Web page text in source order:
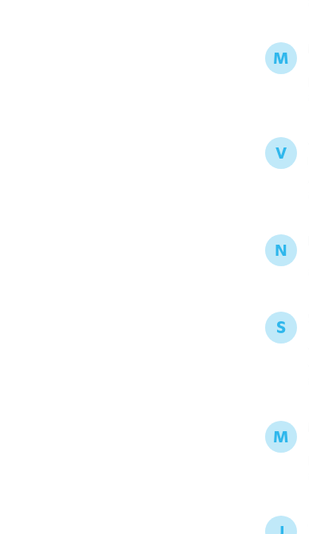
M
V
N
S
M